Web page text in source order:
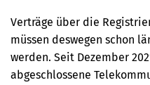
Verträge über die
müssen deswegen schon
werden. Seit Dezember
abgeschlossene